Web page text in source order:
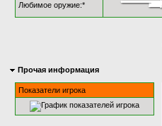
Любимое оружие:*
Прочая информация
Показатели игрока